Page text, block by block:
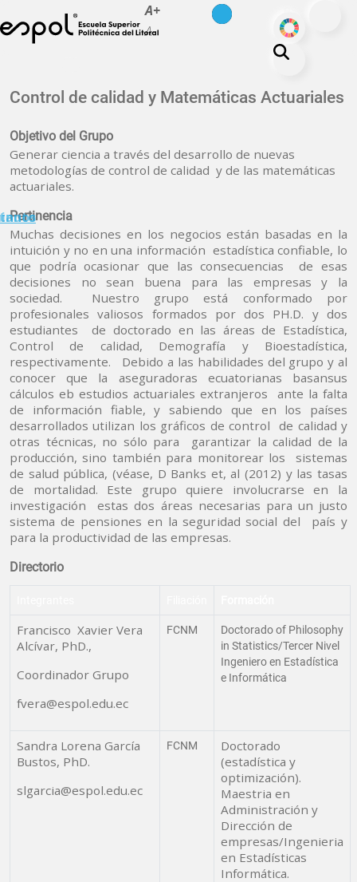
Pasar al contenido principal
A+
A-
ODS
La ESPOL
Vida politécnica
Investigación
Transparencia
Control de calidad y Matemáticas Actuariales
Objetivo del Grupo
Generar ciencia a través del desarrollo de nuevas
metodologías de control de calidad y de las matemáticas
actuariales.
Pertinencia
Muchas decisiones en los negocios están basadas en la
intuición y no en una información estadística confiable, lo
que podría ocasionar que las consecuencias de esas
decisiones no sean buena para las empresas y la
sociedad. Nuestro grupo está conformado por
profesionales valiosos formados por dos PH.D. y dos
estudiantes de doctorado en las áreas de Estadística,
Control de calidad, Demografía y Bioestadística,
respectivamente. Debido a las habilidades del grupo y al
conocer que la aseguradoras ecuatorianas basansus
cálculos eb estudios actuariales extranjeros ante la falta
de información fiable, y sabiendo que en los países
desarrollados utilizan los gráficos de control de calidad y
otras técnicas, no sólo para garantizar la calidad de la
producción, sino también para monitorear los sistemas
de salud pública, (véase, D Banks et, al (2012) y las tasas
de mortalidad. Este grupo quiere involucrarse en la
investigación estas dos áreas necesarias para un justo
sistema de pensiones en la seguridad social del país y
para la productividad de las empresas.
Directorio
Francisco Xavier Vera
Alcívar, PhD.,
Coordinador Grupo
fvera@espol.edu.ec
FCNM
Doctorado of Philosophy
in Statistics/Tercer Nivel
Ingeniero en Estadística
e Informática
Sandra Lorena García
Bustos, PhD.
slgarcia@espol.edu.ec
FCNM
Doctorado
(estadística y
optimización).
Maestria en
Administración y
Dirección de
empresas/Ingenieria
en Estadísticas
Informática.